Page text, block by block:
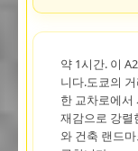
약 1시간. 이
니다.도쿄의
한 교차로에서
재감으로 강렬
와 건축 랜드